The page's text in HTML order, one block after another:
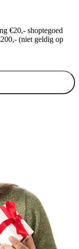
€20,- shoptegoed
(niet geldig op